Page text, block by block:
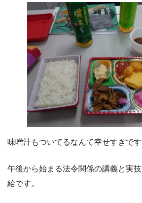
味噌汁もついてるなんて幸せすぎです
午後から始まる法令関係の講義と実
給です。